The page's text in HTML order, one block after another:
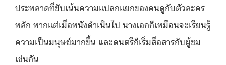
ประหลาดที่ขับเน้นความแปลกแยกของคนดูกับตัวละคร
หลัก หากแต่เมื่อหนังดำเนินไป นางเอกก็เหมือนจะเรียนรู้
ความเป็นมนุษย์มากขึ้น และดนตรีก็เริ่มสื่อสารกับผู้ชม
เช่นกัน